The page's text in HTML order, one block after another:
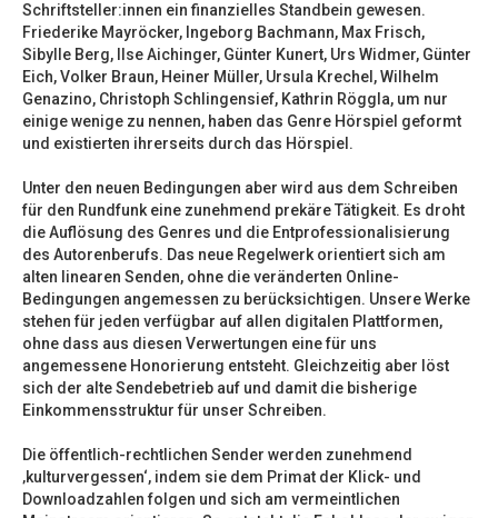
Schriftsteller:innen ein finanzielles Standbein gewesen.
Friederike Mayröcker, Ingeborg Bachmann, Max Frisch,
Sibylle Berg, Ilse Aichinger, Günter Kunert, Urs Widmer, Günter
Eich, Volker Braun, Heiner Müller, Ursula Krechel, Wilhelm
Genazino, Christoph Schlingensief, Kathrin Röggla, um nur
einige wenige zu nennen, haben das Genre Hörspiel geformt
und existierten ihrerseits durch das Hörspiel.
Unter den neuen Bedingungen aber wird aus dem Schreiben
für den Rundfunk eine zunehmend prekäre Tätigkeit. Es droht
die Auflösung des Genres und die Entprofessionalisierung
des Autorenberufs. Das neue Regelwerk orientiert sich am
alten linearen Senden, ohne die veränderten Online-
Bedingungen angemessen zu berücksichtigen. Unsere Werke
stehen für jeden verfügbar auf allen digitalen Plattformen,
ohne dass aus diesen Verwertungen eine für uns
angemessene Honorierung entsteht. Gleichzeitig aber löst
sich der alte Sendebetrieb auf und damit die bisherige
Einkommensstruktur für unser Schreiben.
Die öffentlich-rechtlichen Sender werden zunehmend
‚kulturvergessen‘, indem sie dem Primat der Klick- und
Downloadzahlen folgen und sich am vermeintlichen